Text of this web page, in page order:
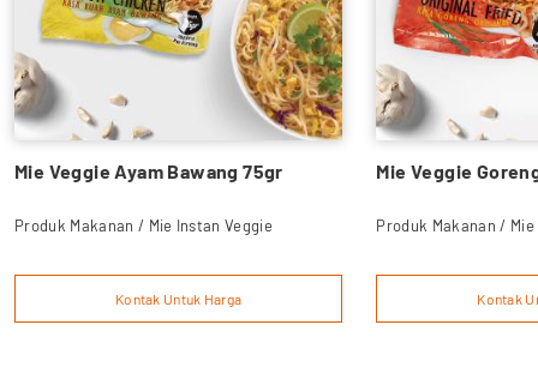
Mie Veggie Ayam Bawang 75gr
Produk Makanan / Mie Instan Veggie
Kontak Untuk Harga
Mie Veggie
Produk Makanan /
Kontak